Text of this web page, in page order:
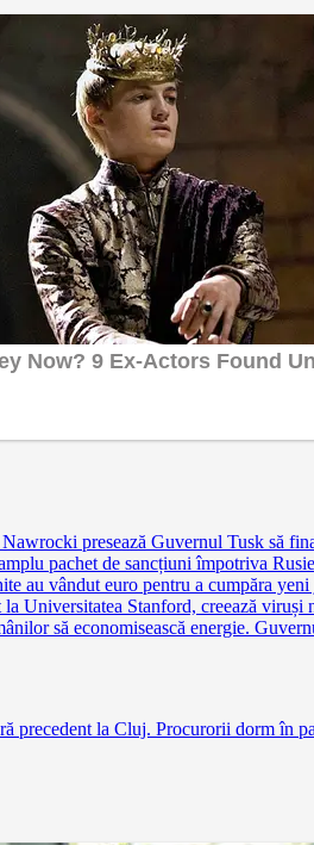
presează Guvernul Tusk să
pachet de sancțiuni împotriva
au vândut euro pentru a cumpăra
Universitatea Stanford, creează
să economisească energie.
precedent la Cluj. Procurorii dorm în